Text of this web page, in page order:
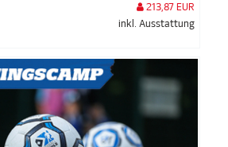
213,87 EUR
inkl. Ausstattung